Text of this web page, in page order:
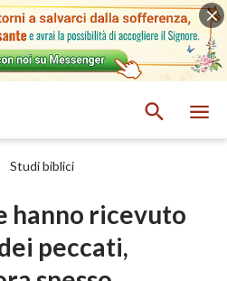
Studi biblici
hanno ricevuto
peccati,